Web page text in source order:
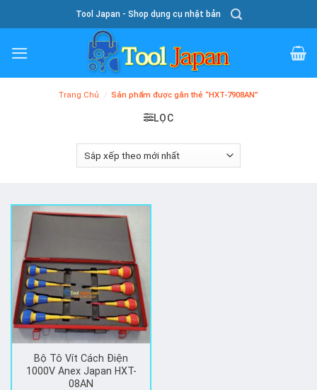
To
Content
Tool Japan - Shop dụng cụ nhật bản
Trang Chủ / Sản phẩm được gắn thẻ “HXT-7908AN”
LỌC
Bộ Tô Vít Cách Điện
1000V Anex Japan HXT-
08AN